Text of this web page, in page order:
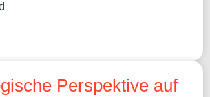
Perspektive auf